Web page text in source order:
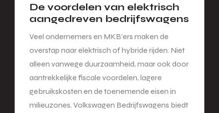
De voordelen van elektrisch
aangedreven bedrijfswagens
Veel ondernemers en MKB’ers maken de
overstap naar elektrisch of hybride rijden. Niet
alleen vanwege duurzaamheid, maar ook door
aantrekkelijke fiscale voordelen, lagere
gebruikskosten en de toenemende eisen in
milieuzones. Volkswagen Bedrijfswagens biedt